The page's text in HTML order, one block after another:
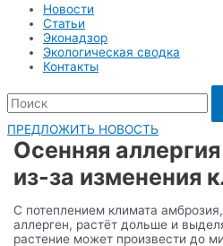
Новости
Статьи
Эконадзор
Экологическая сводка
Контакты
ПРЕДЛОЖИТЬ НОВОСТЬ
Осенняя
из-за изменения
С потеплением климата
аллерген, растёт дольше и
растение может произвести до